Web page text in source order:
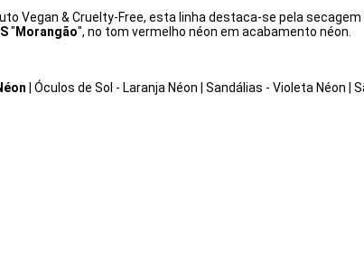
Vegan & Cruelty-Free, esta linha destaca-se pela
" Morangão", no tom vermelho néon em acabamento néon.
| Óculos de Sol - Laranja Néon | Sandálias - Violeta Néon |